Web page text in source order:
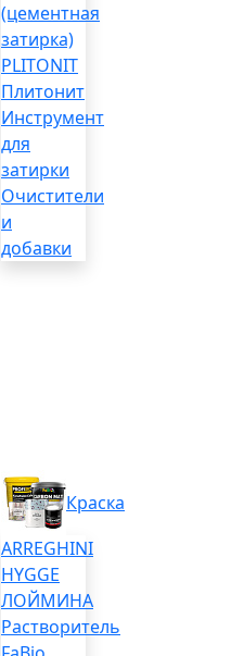
(цементная
затирка)
PLITONIT
Плитонит
Инструмент
для
затирки
Очистители
и
добавки
Краска
ARREGHINI
HYGGE
ЛОЙМИНА
Растворитель